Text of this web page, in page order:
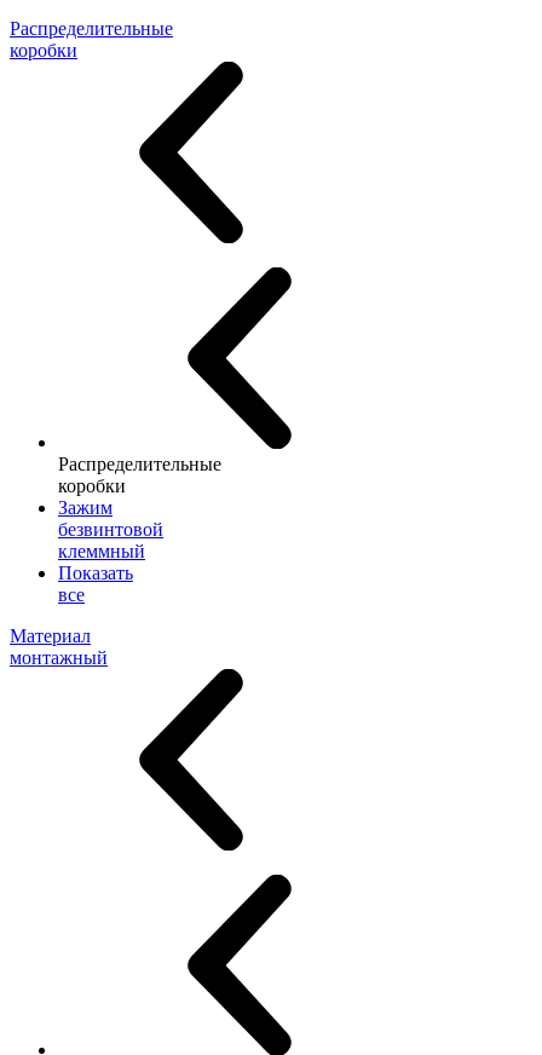
Распределительные
коробки
Распределительные
коробки
Зажим
безвинтовой
клеммный
Показать
все
Материал
монтажный